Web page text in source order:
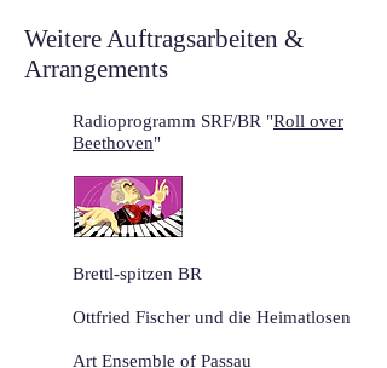
Weitere Auftragsarbeiten &
Arrangements
Radioprogramm SRF/BR "Roll over
Beethoven"
Brettl-spitzen BR
Ottfried Fischer und die Heimatlosen
Art Ensemble of Passau